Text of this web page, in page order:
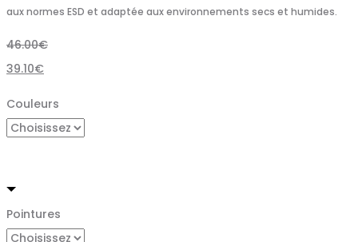
aux normes ESD et adaptée aux environnements secs et humides.
46.00€
39.10€
Couleurs
Pointures